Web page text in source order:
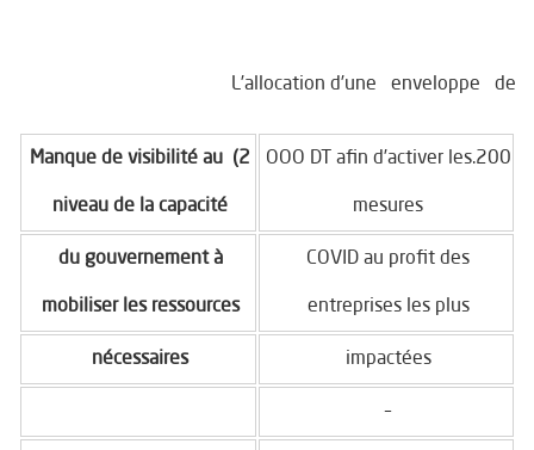
L’allocation d’une enveloppe de
200.OOO DT afin d’activer les
mesures
2) Manque de visibilité au
niveau de la capacité
COVID au profit des
entreprises les plus
du gouvernement à
mobiliser les ressources
impactées
nécessaires
–